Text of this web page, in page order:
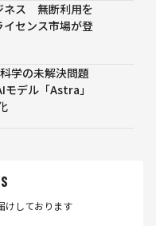
ネス 無断利用を
センス市場が登
学の未解決問題
デル「Astra」
けしております